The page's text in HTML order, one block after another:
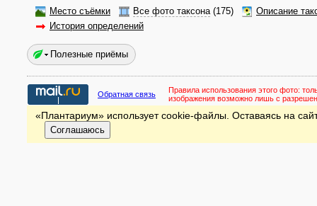
Место съёмки Все фото таксона(175)
Описание
История определений
Полезные приёмы
Обратная связь Правила использования этого фото:
изображения возможно лишь с
«Плантариум» использует cookie-файлы. Оставаясь на
Соглашаюсь